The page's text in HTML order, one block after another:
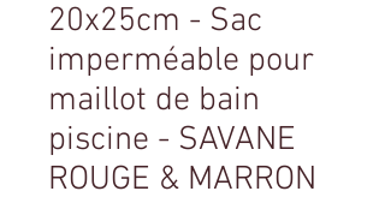
20x25cm - Sac
imperméable pour
maillot de bain
piscine - SAVANE
ROUGE & MARRON